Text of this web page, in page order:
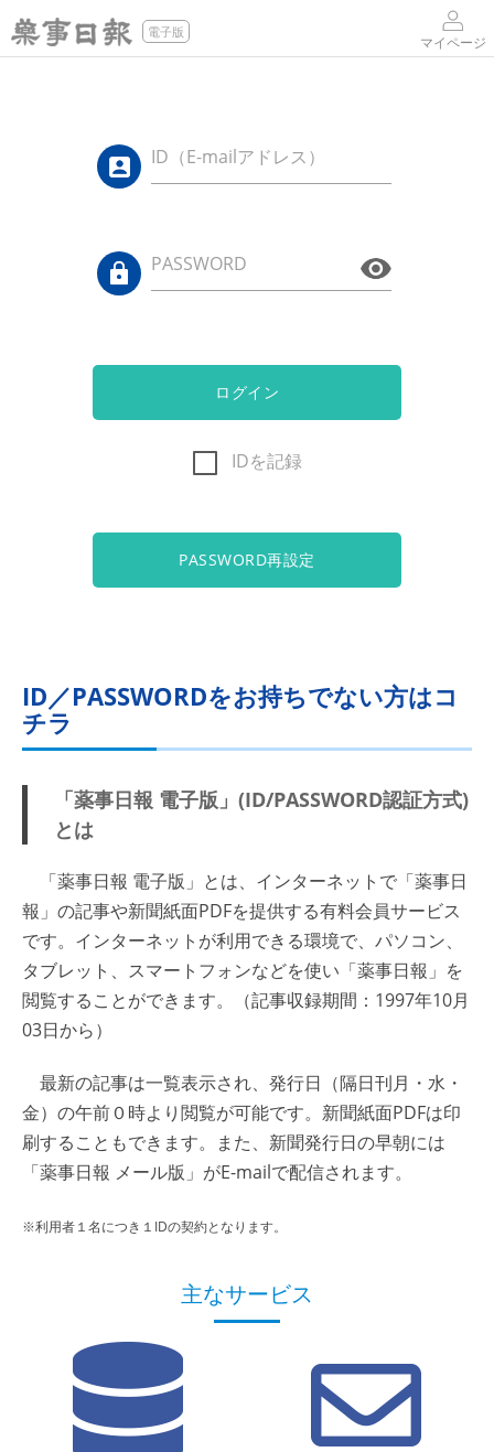
電子版
マイページ
ID（E-mailアドレス）
PASSWORD
ログイン
IDを記録
PASSWORD再設定
ID／PASSWORDをお持ちでない方はコ
チラ
「薬事日報 電子版」(ID/PASSWORD認証方式)
とは
「薬事日報 電子版」とは、インターネットで「薬事日
報」の記事や新聞紙面PDFを提供する有料会員サービス
です。インターネットが利用できる環境で、パソコン、
タブレット、スマートフォンなどを使い「薬事日報」を
閲覧することができます。（記事収録期間：1997年10月
03日から）
最新の記事は一覧表示され、発行日（隔日刊月・水・
金）の午前０時より閲覧が可能です。新聞紙面PDFは印
刷することもできます。また、新聞発行日の早朝には
「薬事日報 メール版」がE-mailで配信されます。
※利用者１名につき１IDの契約となります。
主なサービス